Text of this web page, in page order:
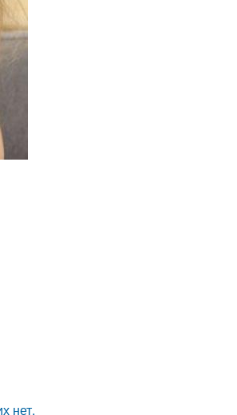
нет.